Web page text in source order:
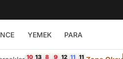
YEMEK PARA